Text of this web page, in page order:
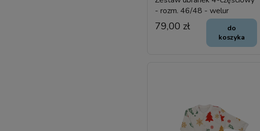
- rozm. 46/48 - welur
79,00 zł
do
koszyka